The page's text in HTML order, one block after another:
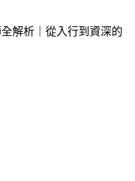
解析｜從入行到資深的